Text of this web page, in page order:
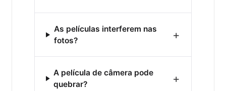
As películas interferem nas
fotos?
+
A película de câmera pode
quebrar?
+